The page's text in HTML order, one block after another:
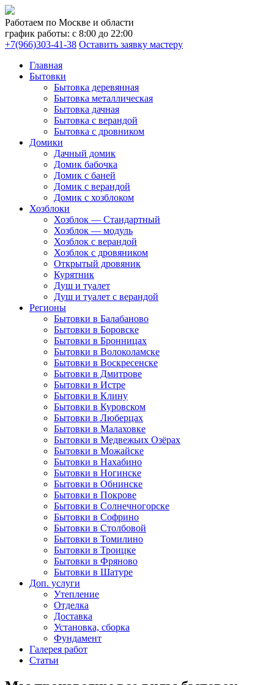
Работаем по Москве и области
график работы: с 8:00 до 22:00
+7(966)303-41-38 Оставить заявку мастеру
Главная
Бытовки
Бытовка деревянная
Бытовка металлическая
Бытовка дачная
Бытовка с верандой
Бытовка с дровником
Домики
Дачный домик
Домик бабочка
Домик с баней
Домик с верандой
Домик с хозблоком
Хозблоки
Хозблок — Стандартный
Хозблок — модуль
Хозблок с верандой
Хозблок с дровяником
Открытый дровяник
Курятник
Душ и туалет
Душ и туалет с верандой
Регионы
Бытовки в Балабаново
Бытовки в Боровске
Бытовки в Бронницах
Бытовки в Волоколамске
Бытовки в Воскресенске
Бытовки в Дмитрове
Бытовки в Истре
Бытовки в Клину
Бытовки в Куровском
Бытовки в Люберцах
Бытовки в Малаховке
Бытовки в Медвежьих Озёрах
Бытовки в Можайске
Бытовки в Нахабино
Бытовки в Ногинске
Бытовки в Обнинске
Бытовки в Покрове
Бытовки в Солнечногорске
Бытовки в Софрино
Бытовки в Столбовой
Бытовки в Томилино
Бытовки в Троицке
Бытовки в Фряново
Бытовки в Шатуре
Доп. услуги
Утепление
Отделка
Доставка
Установка, сборка
Фундамент
Галерея работ
Статьи